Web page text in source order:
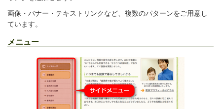
画像・バナー・テキストリンクなど、複数のパターンをご用意し
ています。
メニュー